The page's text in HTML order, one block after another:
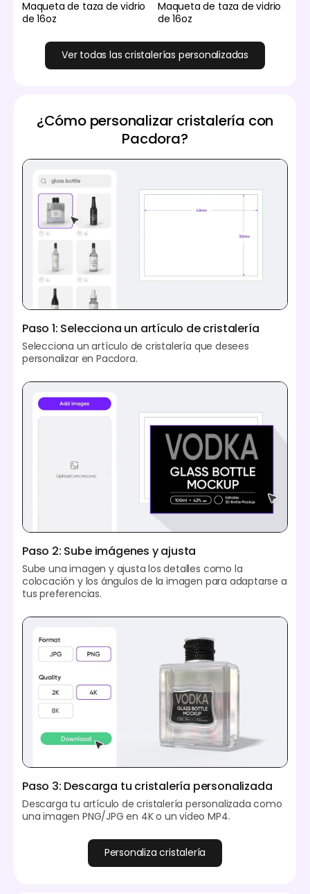
Maqueta de taza de vidrio
de 16oz
Maqueta de taza de vidrio
de 16oz
Ver todas las cristalerías personalizadas
¿Cómo personalizar cristalería con
Pacdora?
Paso 1: Selecciona un artículo de cristalería
Selecciona un artículo de cristalería que desees
personalizar en Pacdora.
Paso 2: Sube imágenes y ajusta
Sube una imagen y ajusta los detalles como la
colocación y los ángulos de la imagen para adaptarse a
tus preferencias.
Paso 3: Descarga tu cristalería personalizada
Descarga tu artículo de cristalería personalizada como
una imagen PNG/JPG en 4K o un video MP4.
Personaliza cristalería